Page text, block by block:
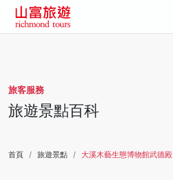
旅客服務
旅遊景點百科
首頁 旅遊景點 大溪木藝生態博物館武德殿